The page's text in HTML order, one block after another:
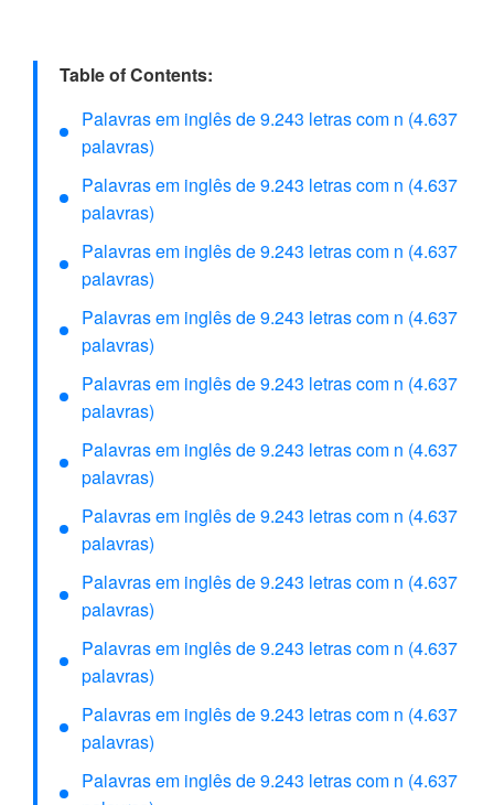
Table of Contents:
Palavras em inglês de 9.243 letras com n (4.637
palavras)
Palavras em inglês de 9.243 letras com n (4.637
palavras)
Palavras em inglês de 9.243 letras com n (4.637
palavras)
Palavras em inglês de 9.243 letras com n (4.637
palavras)
Palavras em inglês de 9.243 letras com n (4.637
palavras)
Palavras em inglês de 9.243 letras com n (4.637
palavras)
Palavras em inglês de 9.243 letras com n (4.637
palavras)
Palavras em inglês de 9.243 letras com n (4.637
palavras)
Palavras em inglês de 9.243 letras com n (4.637
palavras)
Palavras em inglês de 9.243 letras com n (4.637
palavras)
Palavras em inglês de 9.243 letras com n (4.637